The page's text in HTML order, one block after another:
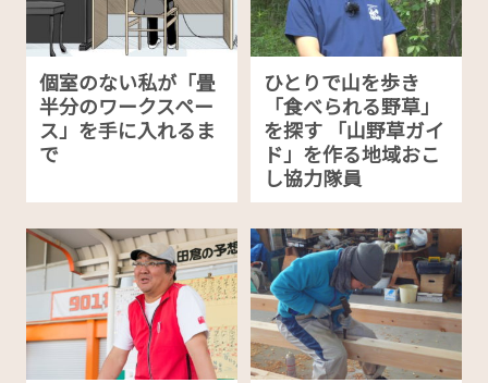
個室のない私が「畳
半分のワークスペー
ス」を手に入れるま
で
ひとりで山を歩き
「食べられる野草」
を探す 「山野草ガイ
ド」を作る地域おこ
し協力隊員